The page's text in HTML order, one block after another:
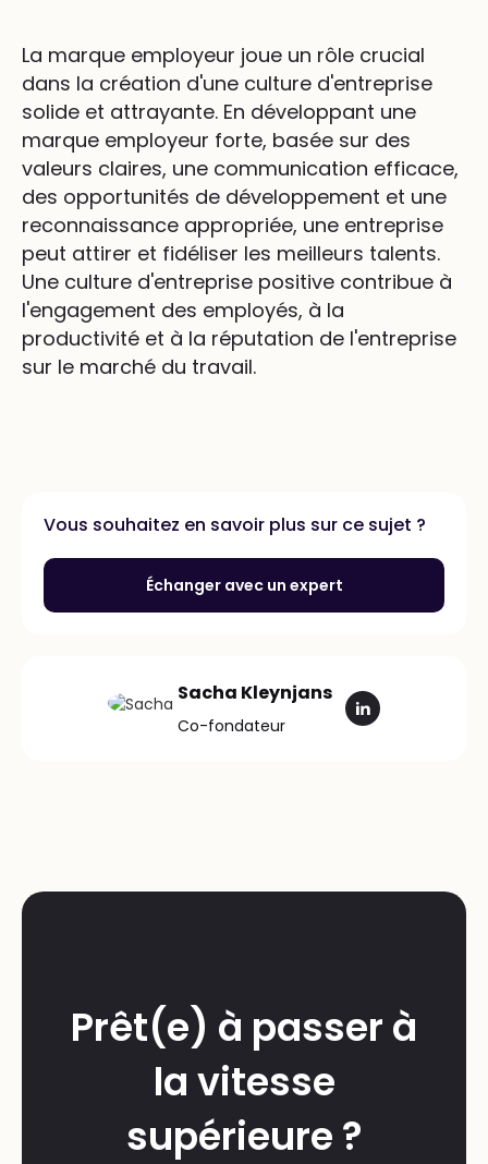
La marque employeur joue un rôle crucial
dans la création d'une culture d'entreprise
solide et attrayante. En développant une
marque employeur forte, basée sur des
valeurs claires, une communication efficace,
des opportunités de développement et une
reconnaissance appropriée, une entreprise
peut attirer et fidéliser les meilleurs talents.
Une culture d'entreprise positive contribue à
l'engagement des employés, à la
productivité et à la réputation de l'entreprise
sur le marché du travail.
Vous souhaitez en savoir plus sur ce sujet ?
Échanger avec un expert
Sacha Kleynjans
Co-fondateur
Prêt(e) à passer à
la vitesse
supérieure ?